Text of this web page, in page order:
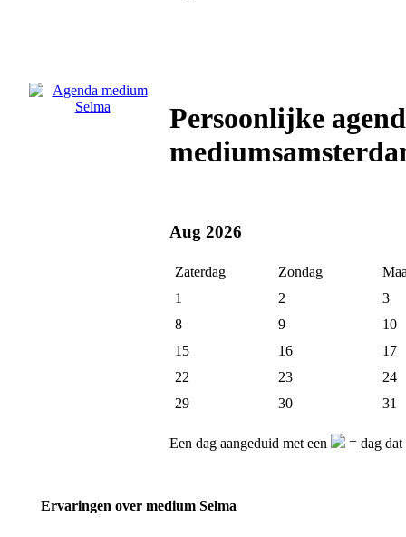
Persoonlijke
Aug 2026
Zaterdag Zondag
1
2
3
8
9
10
15
16
17
22
23
24
29
30 31
Een dag aangeduid met een = dag dat
Ervaringen over medium Selma